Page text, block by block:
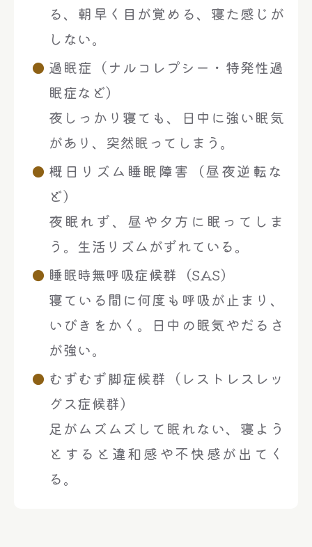
る、朝早く目が覚める、寝た感じが
しない。
過眠症（ナルコレプシー・特発性過
眠症など）
夜しっかり寝ても、日中に強い眠気
があり、突然眠ってしまう。
概日リズム睡眠障害（昼夜逆転な
ど）
夜眠れず、昼や夕方に眠ってしま
う。生活リズムがずれている。
睡眠時無呼吸症候群（SAS）
寝ている間に何度も呼吸が止まり、
いびきをかく。日中の眠気やだるさ
が強い。
むずむず脚症候群（レストレスレッ
グス症候群）
足がムズムズして眠れない、寝よう
とすると違和感や不快感が出てく
る。